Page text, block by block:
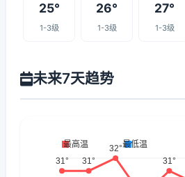
25°
1-3级
26°
1-3级
27°
1-3级
未来7天趋势